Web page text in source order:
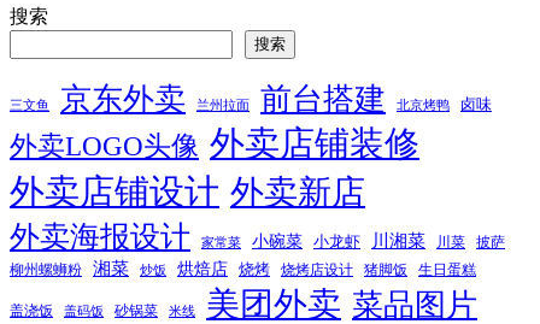
搜索
搜索
三文鱼 京东外卖 兰州拉面 前台搭建 北京烤鸭 卤味
外卖LOGO头像 外卖店铺装修
外卖店铺设计 外卖新店
外卖海报设计 家常菜 小碗菜 小龙虾 川湘菜 川菜
披萨
柳州螺蛳粉
湘菜 炒饭 烘焙店 烧烤 烧烤店设计 猪脚饭 生日蛋糕
盖浇饭 盖码饭 砂锅菜 米线 美团外卖 菜品图片